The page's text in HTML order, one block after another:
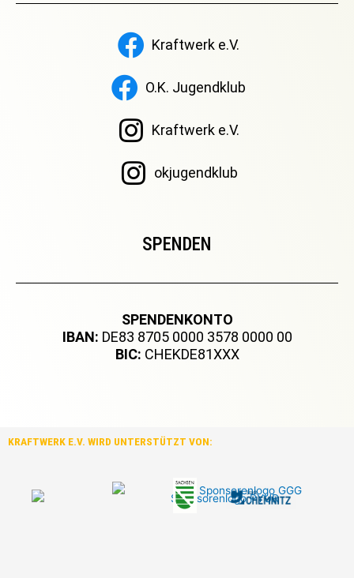
Kraftwerk e.V.
O.K. Jugendklub
Kraftwerk e.V.
okjugendklub
SPENDEN
SPENDENKONTO
IBAN: DE83 8705 0000 3578 0000 00
BIC: CHEKDE81XXX
KRAFTWERK E.V. WIRD UNTERSTÜTZT VON: